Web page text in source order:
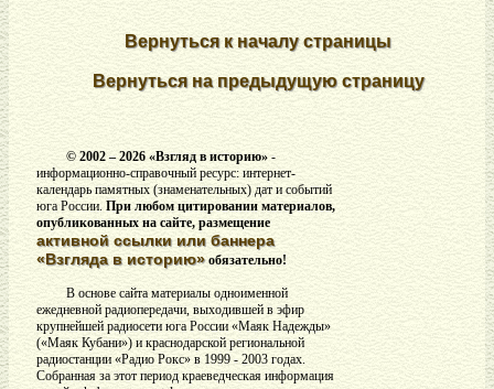
Вернуться к началу страницы
Вернуться на предыдущую страницу
© 2002 –2026 «Взгляд в историю» -
информационно-справочный ресурс: интернет-
календарь памятных (знаменательных) дат и событий
юга России. При любом цитировании материалов,
опубликованных на сайте, размещение
активной ссылки или баннера
«Взгляда в историю»обязательно!
В основе сайта материалы одноименной
ежедневной радиопередачи, выходившей в эфир
крупнейшей радиосети юга России «Маяк Надежды»
(«Маяк Кубани») и краснодарской региональной
радиостанции «Радио Рокс» в 1999 - 2003 годах.
Собранная за этот период краеведческая информация